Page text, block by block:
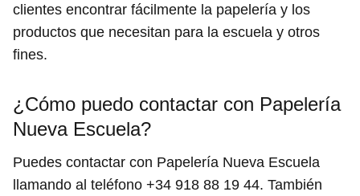
clientes encontrar fácilmente la papelería y los
productos que necesitan para la escuela y otros
fines.
¿Cómo puedo contactar con Papelería
Nueva Escuela?
Puedes contactar con Papelería Nueva Escuela
llamando al teléfono +34 918 88 19 44. También